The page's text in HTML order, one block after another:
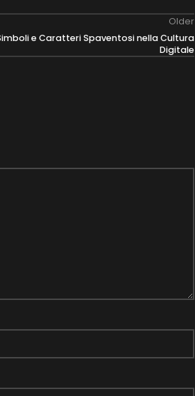
Older
e Caratteri Spaventosi nella Cultura
Digitale